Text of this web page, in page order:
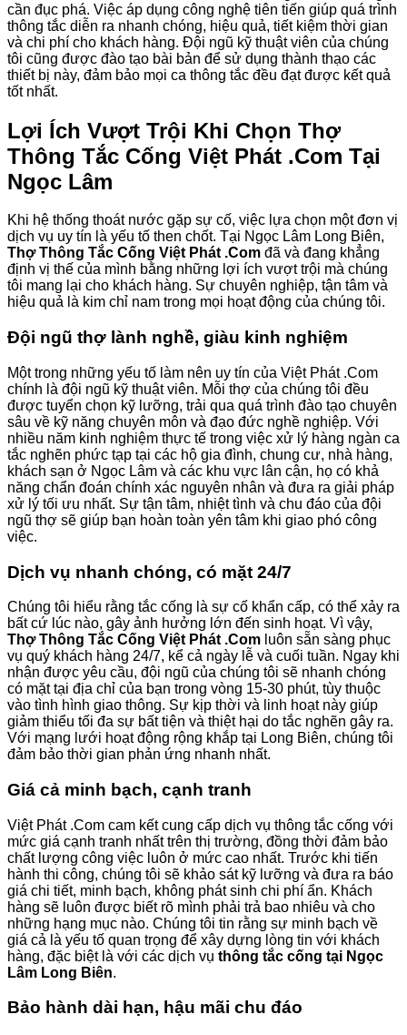
cần đục phá. Việc áp dụng công nghệ tiên tiến giúp quá trình
thông tắc diễn ra nhanh chóng, hiệu quả, tiết kiệm thời gian
và chi phí cho khách hàng. Đội ngũ kỹ thuật viên của chúng
tôi cũng được đào tạo bài bản để sử dụng thành thạo các
thiết bị này, đảm bảo mọi ca thông tắc đều đạt được kết quả
tốt nhất.
Lợi Ích Vượt Trội Khi Chọn Thợ
Thông Tắc Cống Việt Phát .Com Tại
Ngọc Lâm
Khi hệ thống thoát nước gặp sự cố, việc lựa chọn một đơn vị
dịch vụ uy tín là yếu tố then chốt. Tại Ngọc Lâm Long Biên,
Thợ Thông Tắc Cống Việt Phát .Com đã và đang khẳng
định vị thế của mình bằng những lợi ích vượt trội mà chúng
tôi mang lại cho khách hàng. Sự chuyên nghiệp, tận tâm và
hiệu quả là kim chỉ nam trong mọi hoạt động của chúng tôi.
Đội ngũ thợ lành nghề, giàu kinh nghiệm
Một trong những yếu tố làm nên uy tín của Việt Phát .Com
chính là đội ngũ kỹ thuật viên. Mỗi thợ của chúng tôi đều
được tuyển chọn kỹ lưỡng, trải qua quá trình đào tạo chuyên
sâu về kỹ năng chuyên môn và đạo đức nghề nghiệp. Với
nhiều năm kinh nghiệm thực tế trong việc xử lý hàng ngàn ca
tắc nghẽn phức tạp tại các hộ gia đình, chung cư, nhà hàng,
khách sạn ở Ngọc Lâm và các khu vực lân cận, họ có khả
năng chẩn đoán chính xác nguyên nhân và đưa ra giải pháp
xử lý tối ưu nhất. Sự tận tâm, nhiệt tình và chu đáo của đội
ngũ thợ sẽ giúp bạn hoàn toàn yên tâm khi giao phó công
việc.
Dịch vụ nhanh chóng, có mặt 24/7
Chúng tôi hiểu rằng tắc cống là sự cố khẩn cấp, có thể xảy ra
bất cứ lúc nào, gây ảnh hưởng lớn đến sinh hoạt. Vì vậy,
Thợ Thông Tắc Cống Việt Phát .Com luôn sẵn sàng phục
vụ quý khách hàng 24/7, kể cả ngày lễ và cuối tuần. Ngay khi
nhận được yêu cầu, đội ngũ của chúng tôi sẽ nhanh chóng
có mặt tại địa chỉ của bạn trong vòng 15-30 phút, tùy thuộc
vào tình hình giao thông. Sự kịp thời và linh hoạt này giúp
giảm thiểu tối đa sự bất tiện và thiệt hại do tắc nghẽn gây ra.
Với mạng lưới hoạt động rộng khắp tại Long Biên, chúng tôi
đảm bảo thời gian phản ứng nhanh nhất.
Giá cả minh bạch, cạnh tranh
Việt Phát .Com cam kết cung cấp dịch vụ thông tắc cống với
mức giá cạnh tranh nhất trên thị trường, đồng thời đảm bảo
chất lượng công việc luôn ở mức cao nhất. Trước khi tiến
hành thi công, chúng tôi sẽ khảo sát kỹ lưỡng và đưa ra báo
giá chi tiết, minh bạch, không phát sinh chi phí ẩn. Khách
hàng sẽ luôn được biết rõ mình phải trả bao nhiêu và cho
những hạng mục nào. Chúng tôi tin rằng sự minh bạch về
giá cả là yếu tố quan trọng để xây dựng lòng tin với khách
hàng, đặc biệt là với các dịch vụ thông tắc cống tại Ngọc
Lâm Long Biên.
Bảo hành dài hạn, hậu mãi chu đáo